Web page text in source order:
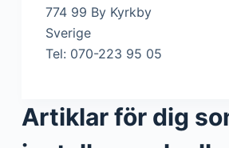
774 99 By Kyrkby
Sverige
Tel: 070-223 95 05
Artiklar för dig